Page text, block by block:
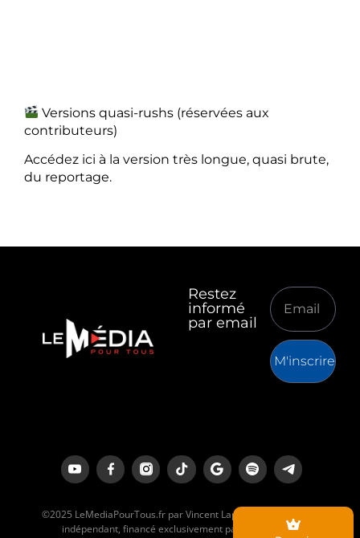
Versions quasi-rushs (réservées aux
contributeurs)
Accédez ici à la version très longue, quasi brute,
du reportage.
Restez
informé
par email
M'inscrire
©2025 LeMediaPourTous.fr par Vincent Lapierre est un média
indépendant, financé exclusivement par ses lecteurs.